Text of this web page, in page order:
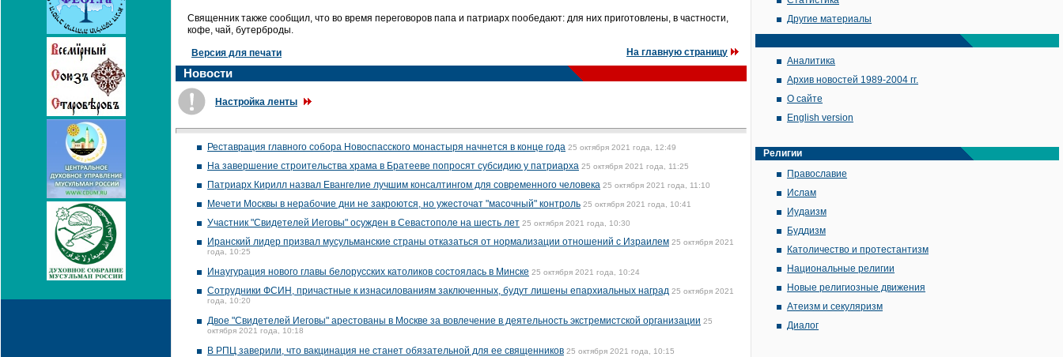
Священник также сообщил, что во время переговоров папа и патриарх пообедают: для них приготовлены, в частности,
кофе, чай, бутерброды.
Версия для печати На главную страницу
Новости
Настройка ленты
Реставрация главного собора Новоспасского монастыря начнется в конце года 25 октября 2021 года, 12:49
На завершение строительства храма в Братееве попросят субсидию у патриарха 25 октября 2021 года, 11:25
Патриарх Кирилл назвал Евангелие лучшим консалтингом для современного человека 25 октября 2021 года, 11:10
Мечети Москвы в нерабочие дни не закроются, но ужесточат "масочный" контроль 25 октября 2021 года, 10:41
Участник "Свидетелей Иеговы" осужден в Севастополе на шесть лет 25 октября 2021 года, 10:30
Иранский лидер призвал мусульманские страны отказаться от нормализации отношений с Израилем 25 октября 2021
года, 10:25
Инаугурация нового главы белорусских католиков состоялась в Минске 25 октября 2021 года, 10:24
Сотрудники ФСИН, причастные к изнасилованиям заключенных, будут лишены епархиальных наград 25 октября 2021
года, 10:20
Двое "Свидетелей Иеговы" арестованы в Москве за вовлечение в деятельность экстремистской организации 25
октября 2021 года, 10:18
В РПЦ заверили, что вакцинация не станет обязательной для ее священников 25 октября 2021 года, 10:15
Другие материалы
Аналитика
Архив новостей 1989-2004 гг.
О сайте
English version
Религии
Православие
Ислам
Иудаизм
Буддизм
Католичество и протестантизм
Национальные религии
Новые религиозные движения
Атеизм и секуляризм
Диалог